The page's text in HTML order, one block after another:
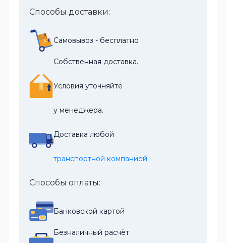
Способы доставки:
Самовывоз - бесплатно
Собственная доставка.
Условия уточняйте
у менеджера.
Доставка любой
транспортной компанией
Способы оплаты:
Банковской картой
Безналичный расчёт